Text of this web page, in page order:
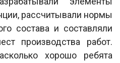
рассчитывали нормы
состава и составляли
производства работ.
хорошо ребята